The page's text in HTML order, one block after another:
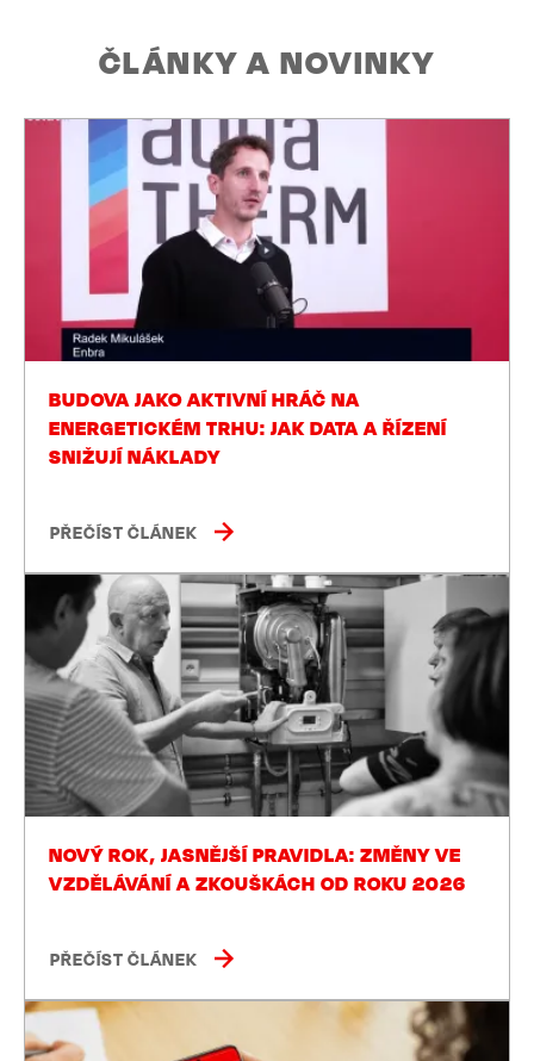
ČLÁNKY A NOVINKY
BUDOVA JAKO AKTIVNÍ HRÁČ NA
ENERGETICKÉM TRHU: JAK DATA A ŘÍZENÍ
SNIŽUJÍ NÁKLADY
PŘEČÍST ČLÁNEK
NOVÝ ROK, JASNĚJŠÍ PRAVIDLA: ZMĚNY VE
VZDĚLÁVÁNÍ A ZKOUŠKÁCH OD ROKU 2026
PŘEČÍST ČLÁNEK